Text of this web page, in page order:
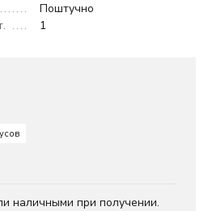
Поштучно
1
наличными при получении.